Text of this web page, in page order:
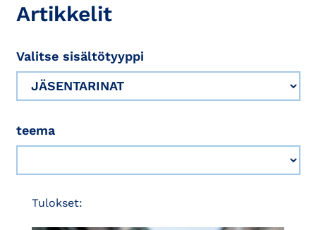
Artikkelit
Valitse sisältötyyppi
teema
Tulokset: